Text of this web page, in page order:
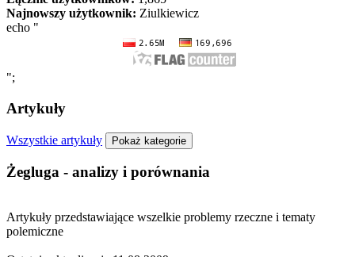
Najnowszy użytkownik: Ziulkiewicz
echo "
";
Artykuły
Wszystkie artykuły Pokaż kategorie
Żegluga - analizy i porównania
Artykuły przedstawiające wszelkie problemy rzeczne i tematy
polemiczne